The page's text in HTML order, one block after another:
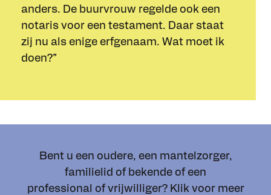
anders. De buurvrouw regelde ook een
notaris voor een testament. Daar staat
zij nu als enige erfgenaam. Wat moet ik
doen?”
Bent u een oudere, een mantelzorger,
familielid of bekende of een
professional of vrijwilliger? Klik voor meer